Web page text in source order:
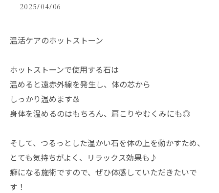
2025/04/06
温活ケアのホットストーン
ホットストーンで使用する石は
温めると遠赤外線を発生し、体の芯から
しっかり温めます♨️
身体を温めるのはもちろん、肩こりやむくみにも◎
そして、つるっとした温かい石を体の上を動かすため、
とても気持ちがよく、リラックス効果も♪
癖になる施術ですので、ぜひ体感していただきたいで
す！